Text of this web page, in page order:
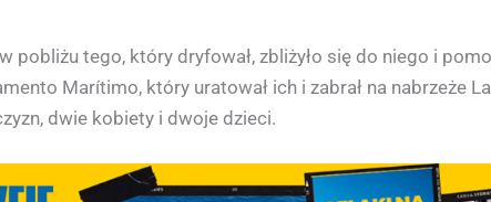
pobliżu tego, który dryfował, zbliżyło się do niego i
Marítimo, który uratował ich i zabrał na nabrzeże
dwie kobiety i dwoje dzieci.